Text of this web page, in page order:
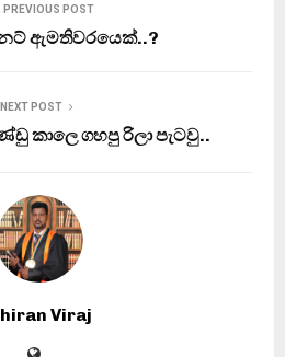
PREVIOUS POST
ඇමතිවරයෙක්..?
NEXT POST
කාලෙ ගහපු රිලා පැටවු..
Viraj